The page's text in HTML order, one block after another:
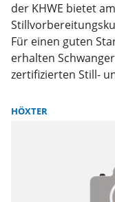
der KHWE bietet
Für einen guten
erhalten
zertifizierten Still-
des St. Ansgar
HÖXTER